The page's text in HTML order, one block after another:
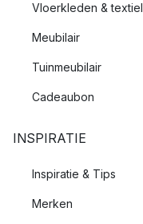
Vloerkleden & textiel
Meubilair
Tuinmeubilair
Cadeaubon
INSPIRATIE
Inspiratie & Tips
Merken